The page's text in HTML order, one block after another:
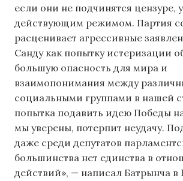
если они не подчинятся цензуре,
действующим режимом. Партия
расценивает агрессивные
Санду как попытку истеризации
большую опасность для мира и
взаимопонимания между
социальными группами в нашей
попытка подавить идею Победы
мы уверены, потерпит неудачу.
даже среди депутатов
большинства нет единства в
действий», — написал Батрынча в